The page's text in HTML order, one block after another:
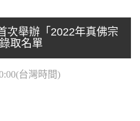
次舉辦「2022年真佛宗
取名單
台灣時間)